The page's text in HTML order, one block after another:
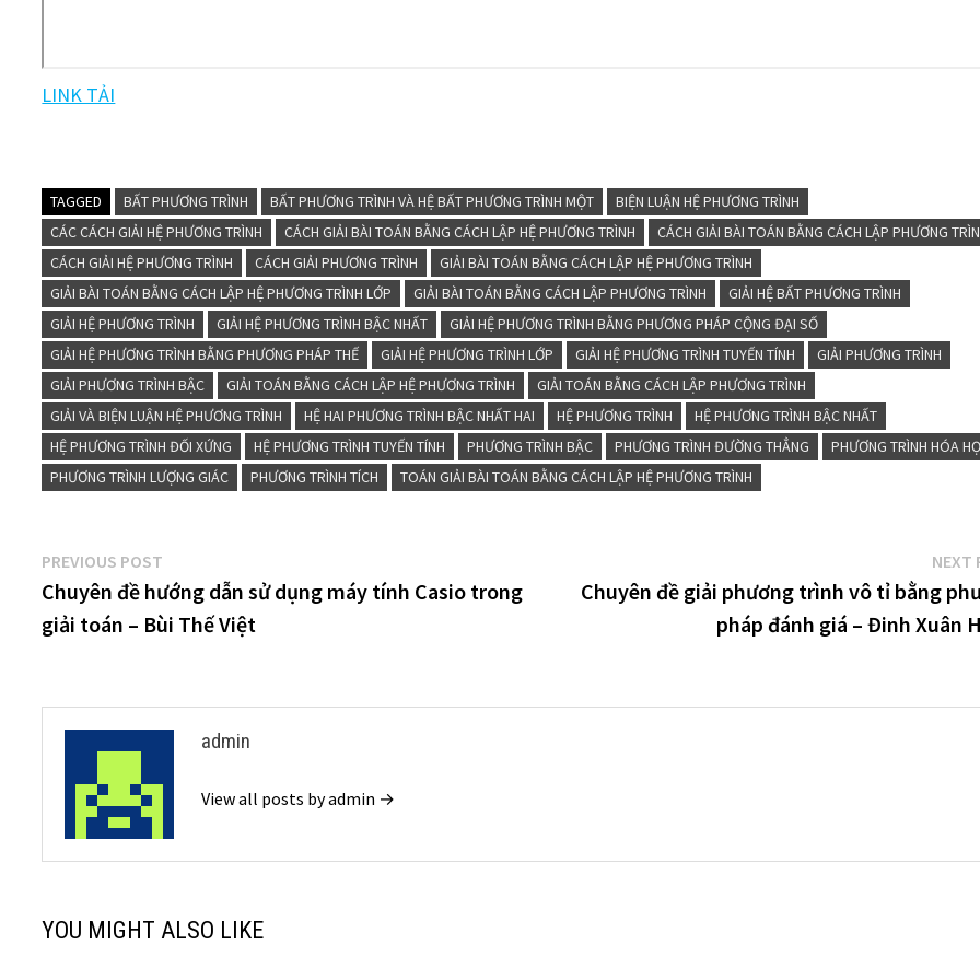
LINK TẢI
TAGGED BẤT PHƯƠNG TRÌNH BẤT PHƯƠNG TRÌNH VÀ HỆ BẤT PHƯƠNG TRÌNH MỘT
BIỆN LUẬN HỆ PHƯƠNG TRÌNH
CÁC CÁCH GIẢI HỆ PHƯƠNG TRÌNH
CÁCH GIẢI BÀI TOÁN BẰNG CÁCH LẬP HỆ PHƯƠNG TRÌNH
CÁCH GIẢI BÀI TOÁN BẰNG CÁCH LẬP PHƯƠNG
CÁCH GIẢI HỆ PHƯƠNG TRÌNH
CÁCH GIẢI PHƯƠNG TRÌNH
GIẢI BÀI TOÁN BẰNG CÁCH LẬP HỆ PHƯƠNG TRÌNH
GIẢI BÀI TOÁN BẰNG CÁCH LẬP HỆ PHƯƠNG TRÌNH LỚP
GIẢI BÀI TOÁN BẰNG CÁCH LẬP PHƯƠNG TRÌNH
GIẢI HỆ BẤT PHƯƠNG TRÌNH
GIẢI HỆ PHƯƠNG TRÌNH
GIẢI HỆ PHƯƠNG TRÌNH BẬC NHẤT
GIẢI HỆ PHƯƠNG TRÌNH BẰNG PHƯƠNG PHÁP CỘNG ĐẠI SỐ
GIẢI HỆ PHƯƠNG TRÌNH BẰNG PHƯƠNG PHÁP THẾ
GIẢI HỆ PHƯƠNG TRÌNH LỚP GIẢI HỆ PHƯƠNG TRÌNH TUYẾN TÍNH
GIẢI PHƯƠNG TRÌNH
GIẢI PHƯƠNG TRÌNH BẬC
GIẢI TOÁN BẰNG CÁCH LẬP HỆ PHƯƠNG TRÌNH
GIẢI TOÁN BẰNG CÁCH LẬP PHƯƠNG TRÌNH
GIẢI VÀ BIỆN LUẬN HỆ PHƯƠNG TRÌNH
HỆ HAI PHƯƠNG TRÌNH BẬC NHẤT HAI HỆ PHƯƠNG TRÌNH
HỆ PHƯƠNG TRÌNH BẬC NHẤT
HỆ PHƯƠNG TRÌNH ĐỐI XỨNG
HỆ PHƯƠNG TRÌNH TUYẾN TÍNH PHƯƠNG TRÌNH BẬC PHƯƠNG TRÌNH ĐƯỜNG THẲNG
PHƯƠNG TRÌNH HÓA
PHƯƠNG TRÌNH LƯỢNG GIÁC
PHƯƠNG TRÌNH TÍCH TOÁN GIẢI BÀI TOÁN BẰNG CÁCH LẬP HỆ PHƯƠNG TRÌNH
Điều
hướng
bài
PREVIOUS POST
post:
Chuyên đề hướng dẫn sử dụng máy tính Casio trong
giải toán – Bùi Thế Việt
NEXT
Chuyên đề giải phương trình vô tỉ bằng
pháp đánh giá – Đinh Xuân
admin
View all posts by admin →
YOU MIGHT ALSO LIKE